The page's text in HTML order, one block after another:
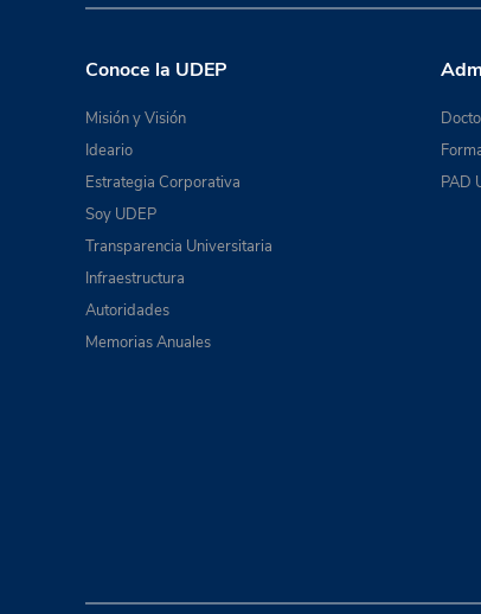
Conoce la UDEP
Misión y Visión
Ideario
Estrategia Corporativa
Soy UDEP
Transparencia Universitaria
Infraestructura
Autoridades
Memorias Anuales
PAD